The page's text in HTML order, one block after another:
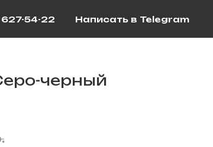
54-22 Написать в Telegram
черный